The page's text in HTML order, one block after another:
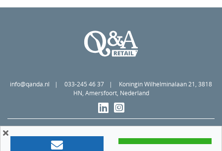
info@qanda.nl 033-245 46 37
Koningin Wilhelminalaan 21, 3818
HN, Amersfoort, Nederland
Member of